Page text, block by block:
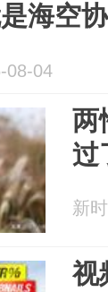
海空
08-04
两
过
新
视